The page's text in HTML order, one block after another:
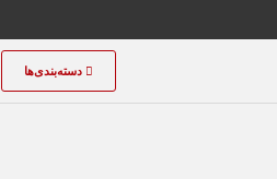
دسته‌بندی‌ها